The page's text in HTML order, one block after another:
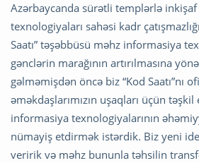
Azərbaycanda sürətli templərlə
texnologiyaları sahəsi kadr
Saatı” təşəbbüsü məhz informasiya
gənclərin marağının artırılmasına
gəlməmişdən öncə biz “Kod Saatı”nı
əməkdaşlarımızın uşaqları üçün
informasiya texnologiyalarının
nümayiş etdirmək istərdik. Biz yeni
veririk və məhz bununla təhsilin